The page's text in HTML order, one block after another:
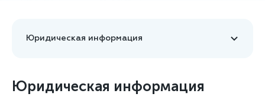
Юридическая информация
Юридическая информация